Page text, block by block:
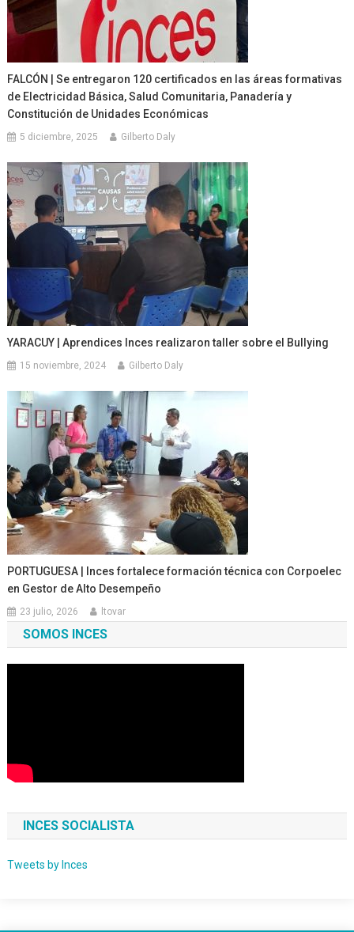
FALCÓN | Se entregaron 120 certificados en las áreas formativas
de Electricidad Básica, Salud Comunitaria, Panadería y
Constitución de Unidades Económicas
5 diciembre, 2025 Gilberto Daly
YARACUY | Aprendices Inces realizaron taller sobre el Bullying
15 noviembre, 2024 Gilberto Daly
PORTUGUESA | Inces fortalece formación técnica con Corpoelec
en Gestor de Alto Desempeño
23 julio, 2026 ltovar
SOMOS INCES
INCES SOCIALISTA
Tweets by Inces